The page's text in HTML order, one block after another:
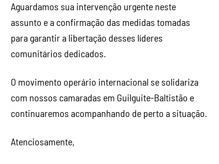
Aguardamos sua intervenção urgente neste
assunto e a confirmação das medidas tomadas
para garantir a libertação desses líderes
comunitários dedicados.
O movimento operário internacional se solidariza
com nossos camaradas em Guilguite-Baltistão e
continuaremos acompanhando de perto a situação.
Atenciosamente,